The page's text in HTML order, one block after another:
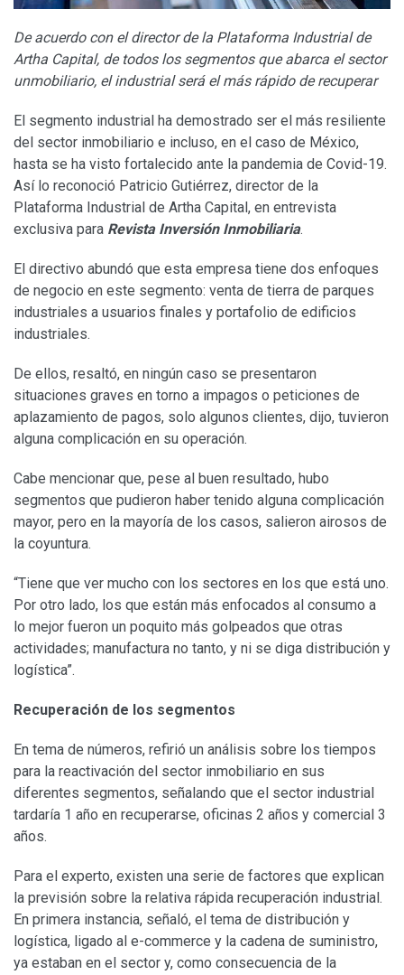
De acuerdo con el director de la Plataforma Industrial de
Artha Capital, de todos los segmentos que abarca el sector
unmobiliario, el industrial será el más rápido de recuperar
El segmento industrial ha demostrado ser el más resiliente
del sector inmobiliario e incluso, en el caso de México,
hasta se ha visto fortalecido ante la pandemia de Covid-19.
Así lo reconoció Patricio Gutiérrez, director de la
Plataforma Industrial de Artha Capital, en entrevista
exclusiva para Revista Inversión Inmobiliaria.
El directivo abundó que esta empresa tiene dos enfoques
de negocio en este segmento: venta de tierra de parques
industriales a usuarios finales y portafolio de edificios
industriales.
De ellos, resaltó, en ningún caso se presentaron
situaciones graves en torno a impagos o peticiones de
aplazamiento de pagos, solo algunos clientes, dijo, tuvieron
alguna complicación en su operación.
Cabe mencionar que, pese al buen resultado, hubo
segmentos que pudieron haber tenido alguna complicación
mayor, pero en la mayoría de los casos, salieron airosos de
la coyuntura.
“Tiene que ver mucho con los sectores en los que está uno.
Por otro lado, los que están más enfocados al consumo a
lo mejor fueron un poquito más golpeados que otras
actividades; manufactura no tanto, y ni se diga distribución y
logística”.
Recuperación de los segmentos
En tema de números, refirió un análisis sobre los tiempos
para la reactivación del sector inmobiliario en sus
diferentes segmentos, señalando que el sector industrial
tardaría 1 año en recuperarse, oficinas 2 años y comercial 3
años.
Para el experto, existen una serie de factores que explican
la previsión sobre la relativa rápida recuperación industrial.
En primera instancia, señaló, el tema de distribución y
logística, ligado al e-commerce y la cadena de suministro,
ya estaban en el sector y, como consecuencia de la